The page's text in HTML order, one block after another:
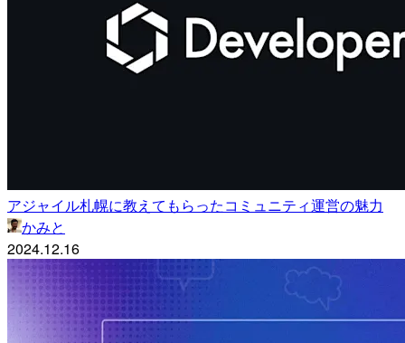
アジャイル札幌に教えてもらったコミュニティ運営の魅力
かみと
2024.12.16